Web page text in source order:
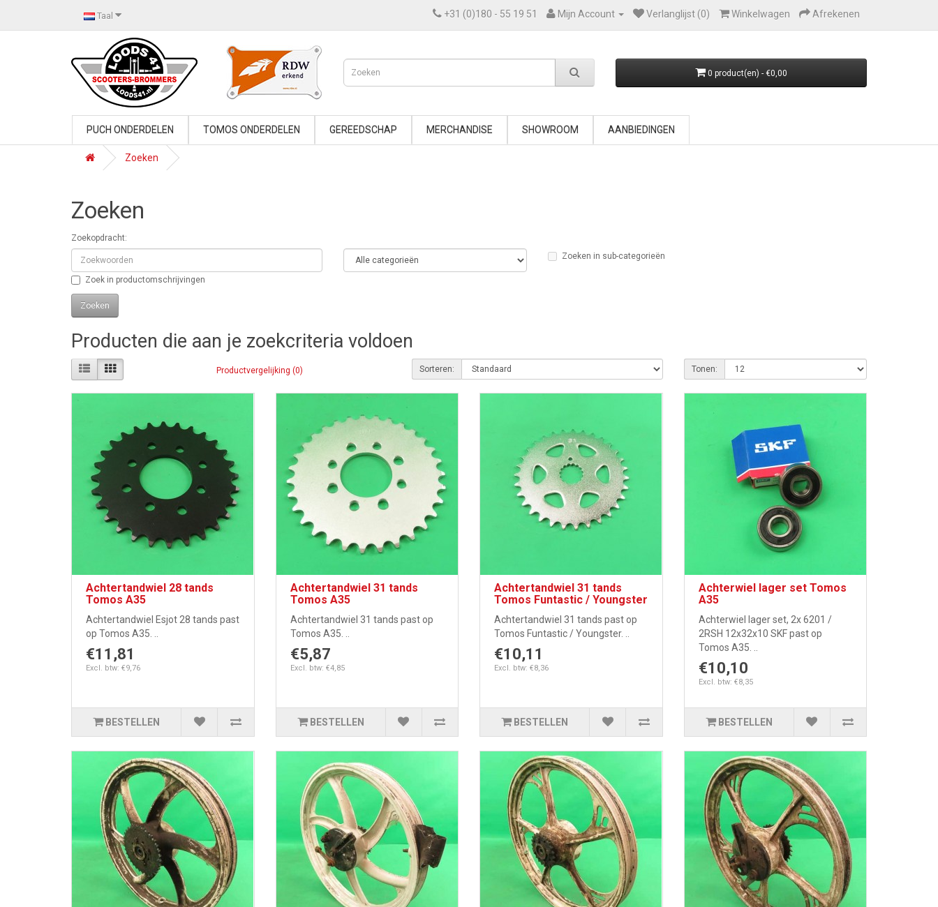
Taal +31 (0)180 - 55 19 51 Mijn Account Verlanglijst (0) Winkelwagen Afrekenen
0 product(en) - €0,00
PUCH ONDERDELEN TOMOS ONDERDELEN GEREEDSCHAP MERCHANDISE SHOWROOM AANBIEDINGEN
Zoeken
Zoeken
Zoekopdracht:
Zoeken in sub-categorieën
Zoek in productomschrijvingen
Producten die aan je zoekcriteria voldoen
Productvergelijking (0) Sorteren: Tonen:
Achtertandwiel 28 tands
Tomos A35
Achtertandwiel Esjot 28 tands past
op Tomos A35. ..
€11,81
Excl. btw: €9,76
BESTELLEN
Achtertandwiel 31 tands
Tomos A35
Achtertandwiel 31 tands past op
Tomos A35. ..
€5,87
Excl. btw: €4,85
BESTELLEN
Achtertandwiel 31 tands
Tomos Funtastic / Youngster
Achtertandwiel 31 tands past op
Tomos Funtastic / Youngster. ..
€10,11
Excl. btw: €8,36
BESTELLEN
Achterwiel lager set Tomos
A35
Achterwiel lager set, 2x 6201 /
2RSH 12x32x10 SKF past op
Tomos A35. ..
€10,10
Excl. btw: €8,35
BESTELLEN